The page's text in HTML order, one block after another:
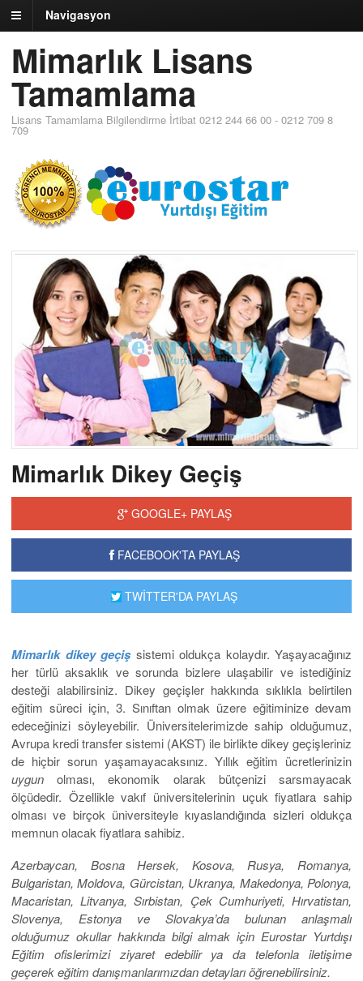
Navigasyon
Mimarlık Lisans
Tamamlama
Lisans Tamamlama Bilgilendirme İrtibat 0212 244 66 00 - 0212 709 8
709
Mimarlık Dikey Geçiş
GOOGLE+ PAYLAŞ
FACEBOOK'TA PAYLAŞ
TWİTTER'DA PAYLAŞ
Mimarlık dikey geçiş sistemi oldukça kolaydır. Yaşayacağınız
her türlü aksaklık ve sorunda bizlere ulaşabilir ve istediğiniz
desteği alabilirsiniz. Dikey geçişler hakkında sıklıkla belirtilen
eğitim süreci için, 3. Sınıftan olmak üzere eğitiminize devam
edeceğinizi söyleyebilir. Üniversitelerimizde sahip olduğumuz,
Avrupa kredi transfer sistemi (AKST) ile birlikte dikey geçişleriniz
de hiçbir sorun yaşamayacaksınız. Yıllık eğitim ücretlerinizin
uygunolması, ekonomik olarak bütçenizi sarsmayacak
ölçüdedir. Özellikle vakıf üniversitelerinin uçuk fiyatlara sahip
olması ve birçok üniversiteyle kıyaslandığında sizleri oldukça
memnun olacak fiyatlara sahibiz.
Azerbaycan, Bosna Hersek, Kosova, Rusya, Romanya,
Bulgaristan, Moldova, Gürcistan, Ukranya, Makedonya, Polonya,
Macaristan, Litvanya, Sırbistan, Çek Cumhuriyeti, Hırvatistan,
Slovenya, Estonya ve Slovakya’da bulunan anlaşmalı
olduğumuz okullar hakkında bilgi almak için Eurostar Yurtdışı
Eğitim ofislerimizi ziyaret edebilir ya da telefonla iletişime
geçerek eğitim danışmanlarımızdan detayları öğrenebilirsiniz.